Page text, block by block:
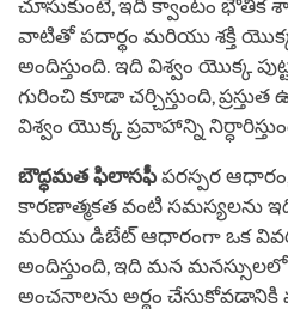
చూసుకుంటే, ఇది క్వాంటం భౌతిక
వాటితో పదార్థం మరియు శక్తి
అందిస్తుంది. ఇది విశ్వం యొక్క
గురించి కూడా చర్చిస్తుంది,
విశ్వం యొక్క ప్రవాహాన్ని
బౌద్ధమత ఫిలాసఫీ పరస్పర
కారణాత్మకత వంటి సమస్యలను
మరియు డిబేట్ ఆధారంగా ఒక
అందిస్తుంది, ఇది మన మనస్సులలో
అంచనాలను అర్థం